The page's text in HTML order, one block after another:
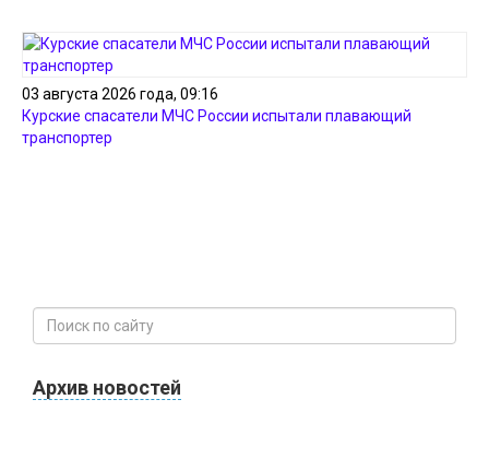
03 августа 2026 года, 09:16
Курские спасатели МЧС России испытали плавающий
транспортер
Архив новостей